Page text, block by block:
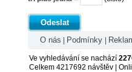
Odeslat
O nás | Podmínky |
Ve vyhledávání se nachází
Celkem 4217692 návštěv |